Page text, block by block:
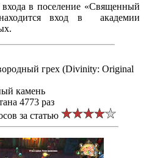
в поселение «Священный
вход в академии
грех (Divinity: Original
камень
4773 раз
за статью